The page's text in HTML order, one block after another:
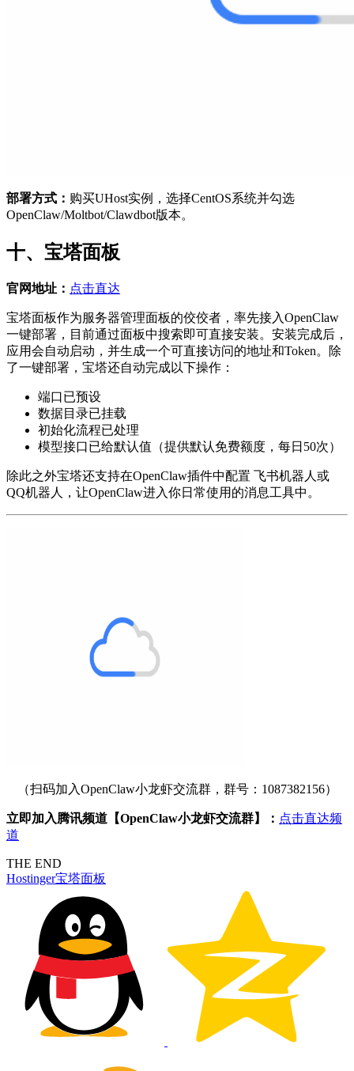
部署方式： 购买UHost实例，选择CentOS系统并勾选
OpenClaw/Moltbot/Clawdbot版本。
十、宝塔面板
官网地址： 点击直达
宝塔面板作为服务器管理面板的佼佼者，率先接入OpenClaw
一键部署，目前通过面板中搜索即可直接安装。安装完成后，
应用会自动启动，并生成一个可直接访问的地址和Token。除
了一键部署，宝塔还自动完成以下操作：
端口已预设
数据目录已挂载
初始化流程已处理
模型接口已给默认值（提供默认免费额度，每日50次）
除此之外宝塔还支持在OpenClaw插件中配置 飞书机器人或
QQ机器人，让OpenClaw进入你日常使用的消息工具中。
（扫码加入OpenClaw小龙虾交流群，群号：1087382156）
立即加入腾讯频道【OpenClaw小龙虾交流群】： 点击直达频
道
THE END
Hostinger宝塔面板